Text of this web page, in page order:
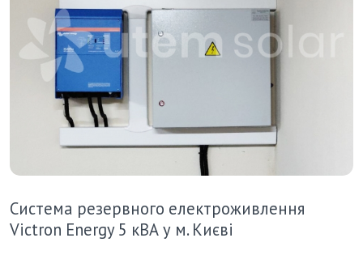
Система резервного електроживлення
Victron Energy 5 кВА у м. Києві